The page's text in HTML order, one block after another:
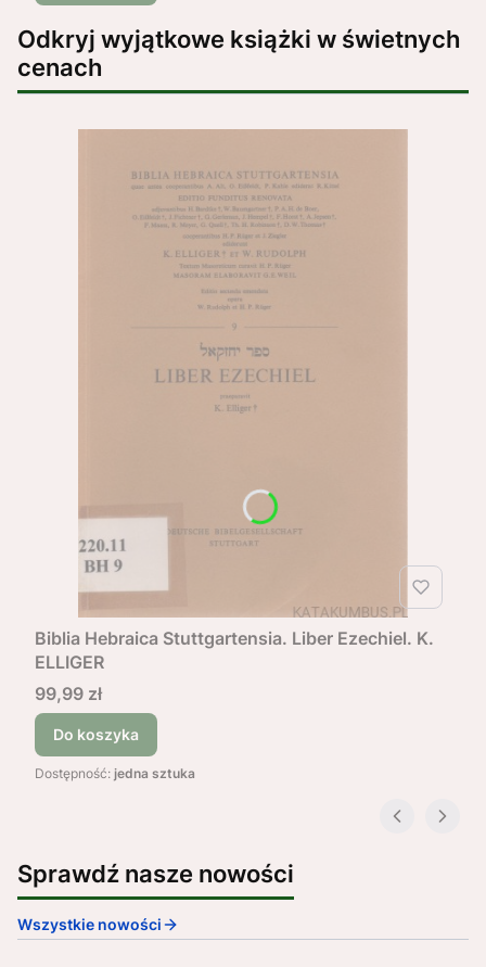
Odkryj wyjątkowe książki w świetnych
cenach
Biblia Hebraica Stuttgartensia. Liber Ezechiel. K.
ELLIGER
Cena
99,99 zł
Do koszyka
Dostępność: jedna sztuka
Sprawdź nasze nowości
Wszystkie nowości